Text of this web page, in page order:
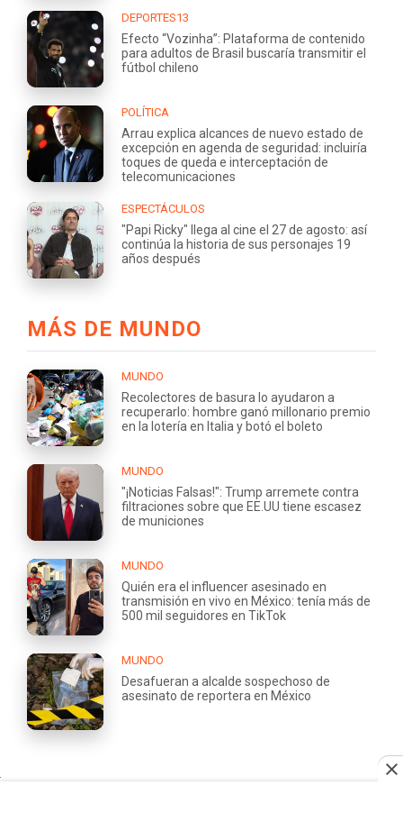
DEPORTES13
Efecto “Vozinha”: Plataforma de contenido
para adultos de Brasil buscaría transmitir el
fútbol chileno
POLÍTICA
Arrau explica alcances de nuevo estado de
excepción en agenda de seguridad: incluiría
toques de queda e interceptación de
telecomunicaciones
ESPECTÁCULOS
"Papi Ricky" llega al cine el 27 de agosto: así
continúa la historia de sus personajes 19
años después
MÁS DE MUNDO
MUNDO
Recolectores de basura lo ayudaron a
recuperarlo: hombre ganó millonario premio
en la lotería en Italia y botó el boleto
MUNDO
"¡Noticias Falsas!": Trump arremete contra
filtraciones sobre que EE.UU tiene escasez
de municiones
MUNDO
Quién era el influencer asesinado en
transmisión en vivo en México: tenía más de
500 mil seguidores en TikTok
MUNDO
Desafueran a alcalde sospechoso de
asesinato de reportera en México